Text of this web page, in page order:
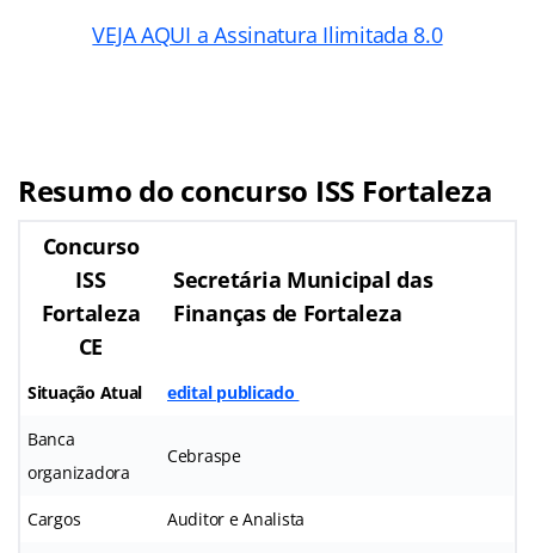
VEJA AQUI a Assinatura Ilimitada 8.0
Resumo do concurso ISS Fortaleza
Concurso
ISS
Fortaleza
CE
Secretária Municipal das
Finanças de Fortaleza
Situação Atual edital publicado
Banca
organizadora
Cebraspe
Cargos Auditor e Analista